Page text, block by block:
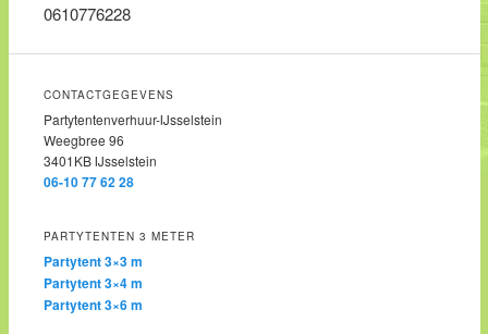
0610776228
CONTACTGEGEVENS
Partytentenverhuur-IJsselstein
Weegbree 96
3401KB IJsselstein
06-10 77 62 28
PARTYTENTEN 3 METER
Partytent 3×3 m
Partytent 3×4 m
Partytent 3×6 m